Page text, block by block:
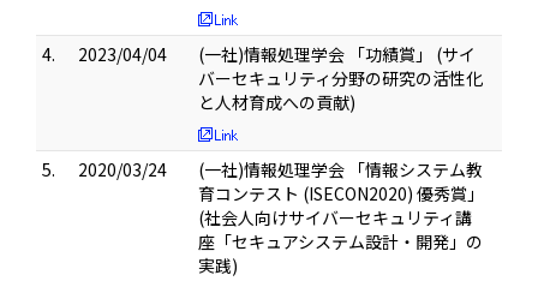
4. 2023/04/04
(一社)情報処理学会 「功績賞」 (サイ
バーセキュリティ分野の研究の活性化
と人材育成への貢献)
5. 2020/03/24
(一社)情報処理学会 「情報システム教
育コンテスト (ISECON2020) 優秀賞」
(社会人向けサイバーセキュリティ講
座「セキュアシステム設計・開発」の
実践)